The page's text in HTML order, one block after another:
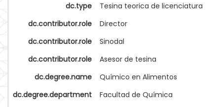
dc.type
Tesina teorica de licenciatura
dc.contributor.role
Director
dc.contributor.role
Sinodal
dc.contributor.role
Asesor de tesina
dc.degree.name
Químico en Alimentos
dc.degree.department
Facultad de Química